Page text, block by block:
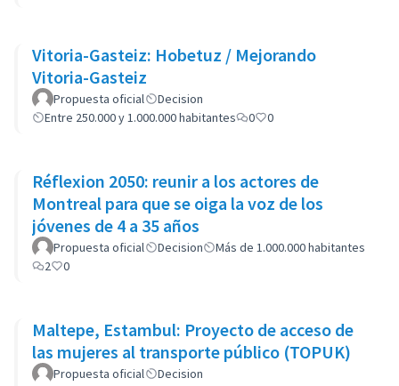
Vitoria-Gasteiz: Hobetuz / Mejorando
Vitoria-Gasteiz
Propuesta oficial
Decision
Entre 250.000 y 1.000.000 habitantes
0 0
Réflexion 2050: reunir a los actores de
Montreal para que se oiga la voz de los
jóvenes de 4 a 35 años
Propuesta oficial Decision
Más de 1.000.000 habitantes
2
0
Maltepe, Estambul: Proyecto de acceso de
las mujeres al transporte público (TOPUK)
Propuesta oficial
Decision